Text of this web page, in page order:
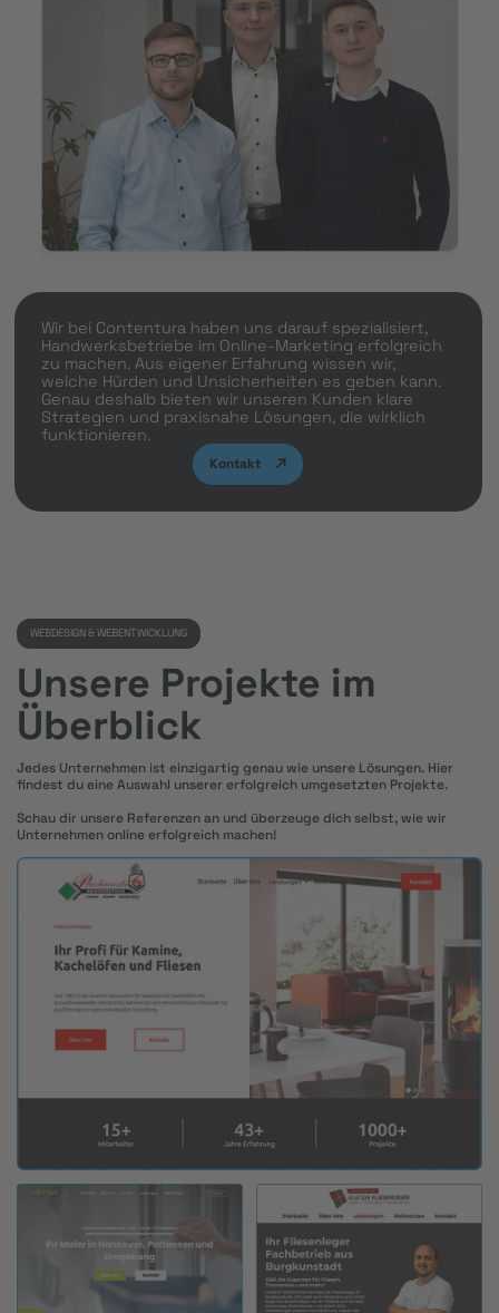
Wir bei Contentura haben uns darauf spezialisiert,
Handwerksbetriebe im Online-Marketing erfolgreich
zu machen. Aus eigener Erfahrung wissen wir,
welche Hürden und Unsicherheiten es geben kann.
Genau deshalb bieten wir unseren Kunden klare
Strategien und praxisnahe Lösungen, die wirklich
funktionieren.
Kontakt
WEBDESIGN & WEBENTWICKLUNG
Unsere Projekte im
Überblick
Jedes Unternehmen ist einzigartig genau wie unsere Lösungen. Hier
findest du eine Auswahl unserer erfolgreich umgesetzten Projekte.
Schau dir unsere Referenzen an und überzeuge dich selbst, wie wir
Unternehmen online erfolgreich machen!